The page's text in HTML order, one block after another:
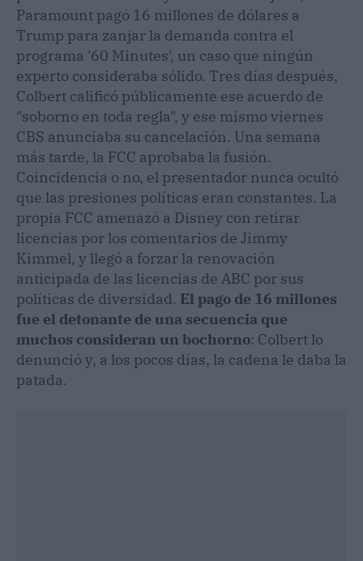
Paramount pagó 16 millones de dólares a
Trump para zanjar la demanda contra el
programa '60 Minutes', un caso que ningún
experto consideraba sólido. Tres días después,
Colbert calificó públicamente ese acuerdo de
"soborno en toda regla", y ese mismo viernes
CBS anunciaba su cancelación. Una semana
más tarde, la FCC aprobaba la fusión.
Coincidencia o no, el presentador nunca ocultó
que las presiones políticas eran constantes. La
propia FCC amenazó a Disney con retirar
licencias por los comentarios de Jimmy
Kimmel, y llegó a forzar la renovación
anticipada de las licencias de ABC por sus
políticas de diversidad. El pago de 16 millones
fue el detonante de una secuencia que
muchos consideran un bochorno: Colbert lo
denunció y, a los pocos días, la cadena le daba la
patada.